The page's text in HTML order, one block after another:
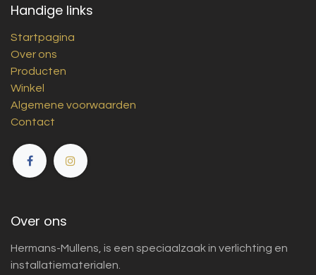
Handige links
Startpagina
Over ons
Producten
Winkel
Algemene voorwaarden
Contact
Over ons
Hermans-Mullens, is een speciaalzaak in verlichting en
installatiematerialen.